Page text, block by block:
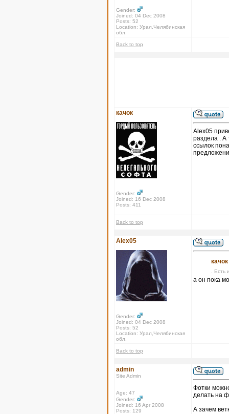
Gender:
Joined: 04 Dec 2008
Posts: 52
Location: Урал,Челябинская
обл.
Back to top
качок
Gender:
Joined: 16 Dec 2008
Posts: 411
Alex05
раздела . А
ссылок
Back to top
Alex05
Gender:
Joined: 04 Dec 2008
Posts: 52
Location: Урал,Челябинская
обл.
.
а он пока
Back to top
admin
Site Admin
Age: 47
Gender:
Joined: 16 Apr 2008
Posts: 129
Фотки
делать на
А зачем